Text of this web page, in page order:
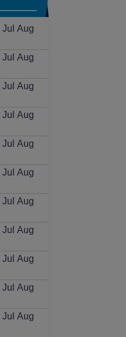
Jul
Aug
Jul
Aug
Jul
Aug
Jul
Aug
Jul
Aug
Jul
Aug
Jul
Aug
Jul
Aug
Jul
Aug
Jul
Aug
Jul
Aug